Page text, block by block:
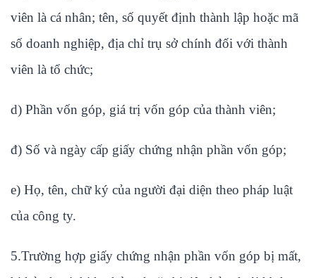
viên là cá nhân; tên, số quyết định thành lập hoặc mã
số doanh nghiệp, địa chỉ trụ sở chính đối với thành
viên là tổ chức;
d) Phần vốn góp, giá trị vốn góp của thành viên;
đ) Số và ngày cấp giấy chứng nhận phần vốn góp;
e) Họ, tên, chữ ký của người đại diện theo pháp luật
của công ty.
5.Trường hợp giấy chứng nhận phần vốn góp bị mất,